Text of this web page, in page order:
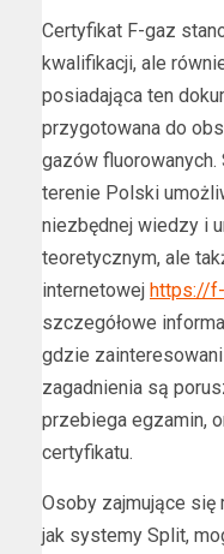
Certyfikat F-gaz
kwalifikacji, ale
posiadająca ten
przygotowana do
gazów
terenie Polski
niezbędnej wiedzy i
teoretycznym, ale
internetowej https://
szczegółowe
gdzie
zagadnienia są
przebiega egzamin,
certyfikatu.
Osoby zajmujące się
jak systemy Split,